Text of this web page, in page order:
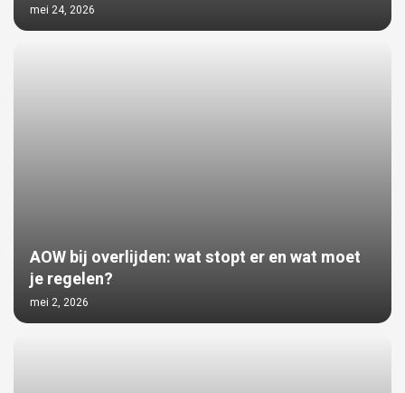
mei 24, 2026
AOW bij overlijden: wat stopt er en wat moet
je regelen?
mei 2, 2026